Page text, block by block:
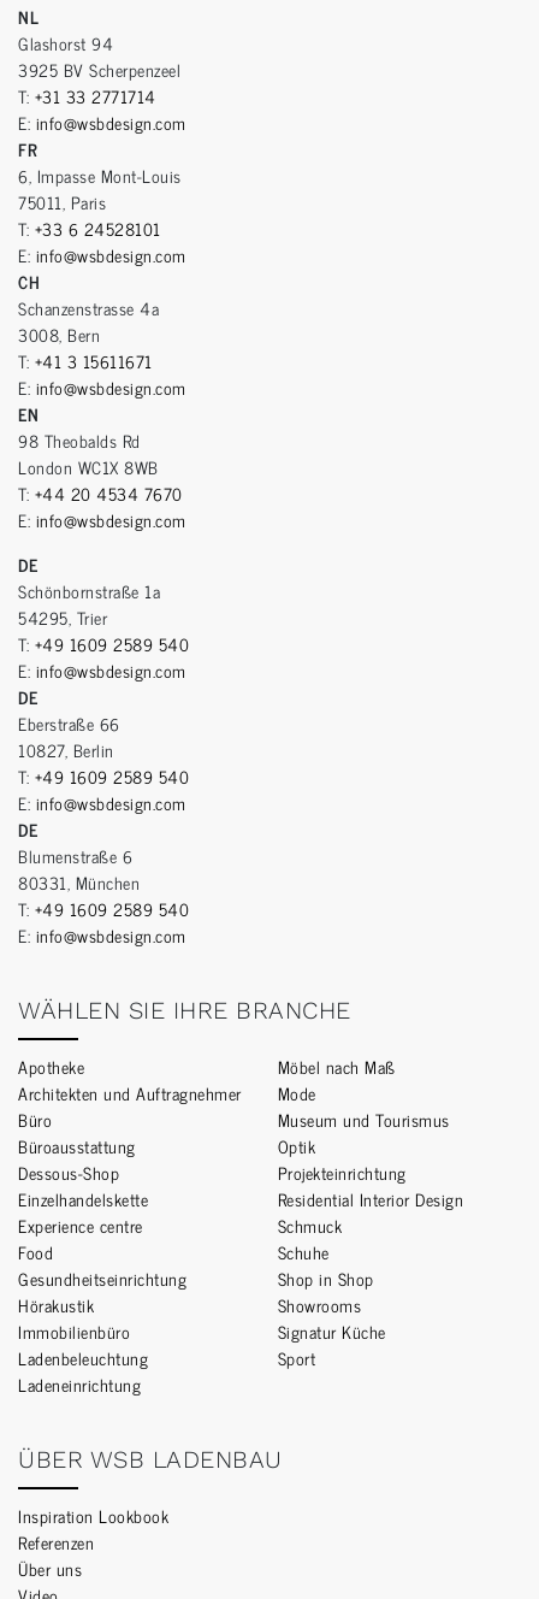
NL
Glashorst 94
3925 BV Scherpenzeel
T: +31 33 2771714
E: info@wsbdesign.com
FR
6, Impasse Mont-Louis
75011, Paris
T: +33 6 24528101
E: info@wsbdesign.com
CH
Schanzenstrasse 4a
3008, Bern
T: +41 3 15611671
E: info@wsbdesign.com
EN
98 Theobalds Rd
London WC1X 8WB
T: +44 20 4534 7670
E: info@wsbdesign.com
DE
Schönbornstraße 1a
54295, Trier
T: +49 1609 2589 540
E: info@wsbdesign.com
DE
Eberstraße 66
10827, Berlin
T: +49 1609 2589 540
E: info@wsbdesign.com
DE
Blumenstraße 6
80331, München
T: +49 1609 2589 540
E: info@wsbdesign.com
WÄHLEN SIE IHRE BRANCHE
Apotheke
Architekten und Auftragnehmer
Büro
Büroausstattung
Dessous-Shop
Einzelhandelskette
Experience centre
Food
Gesundheitseinrichtung
Hörakustik
Immobilienbüro
Ladenbeleuchtung
Ladeneinrichtung
Möbel nach Maß
Mode
Museum und Tourismus
Optik
Projekteinrichtung
Residential Interior Design
Schmuck
Schuhe
Shop in Shop
Showrooms
Signatur Küche
Sport
ÜBER WSB LADENBAU
Inspiration Lookbook
Referenzen
Über uns